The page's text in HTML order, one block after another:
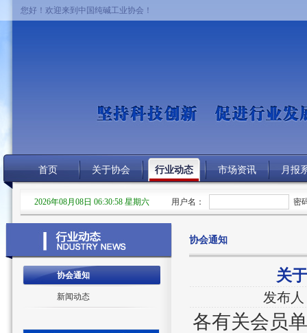
您好！欢迎来到中国纯碱工业协会！
首页 关于协会 行业动态 市场资讯 月报
2026年08月08日 06:30:58 星期六 用户名： 密
协会通知
新闻动态
协会通知
关
发布
各有关会员